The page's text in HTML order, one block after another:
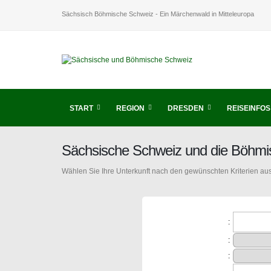
Sächsisch Böhmische Schweiz - Ein Märchenwald in Mitteleuropa
START REGION DRESDEN REISEINFOS
Sächsische Schweiz und die
Wählen Sie Ihre Unterkunft nach den gewünschten Kriterien
:
:
: